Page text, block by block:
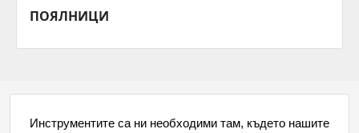
ПОЯЛНИЦИ
Инструментите са ни необходими там, където нашите